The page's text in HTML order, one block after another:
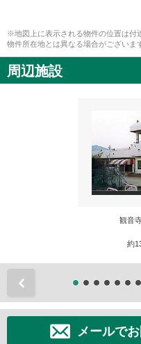
※地図上に表示される物件の位置は付
物件所在地とは異なる場合がございま
周辺施設
観音
約
メールで